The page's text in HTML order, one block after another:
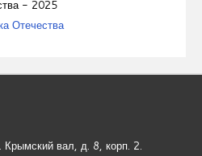
Отечества
вал, д. 8, корп. 2.